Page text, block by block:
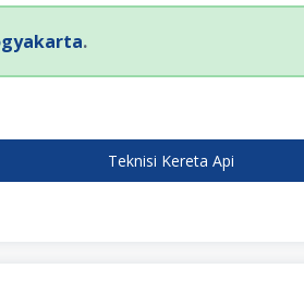
.
Teknisi Kereta Api